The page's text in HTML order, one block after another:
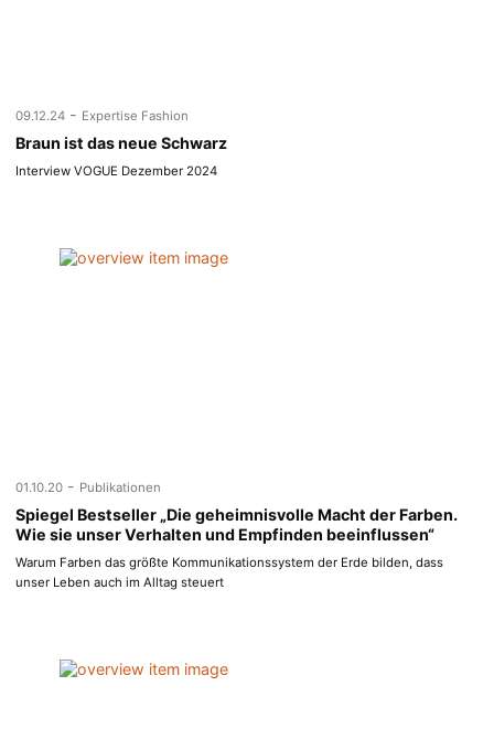
09.12.24 - Expertise Fashion
Braun ist das neue Schwarz
Interview VOGUE Dezember 2024
01.10.20 - Publikationen
Spiegel Bestseller „Die geheimnisvolle Macht der Farben.
Wie sie unser Verhalten und Empfinden beeinflussen“
Warum Farben das größte Kommunikationssystem der Erde bilden, dass
unser Leben auch im Alltag steuert